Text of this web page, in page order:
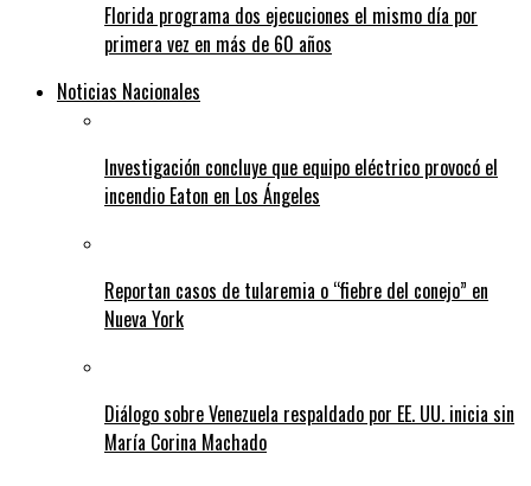
Florida programa dos ejecuciones el mismo día por
primera vez en más de 60 años
Noticias Nacionales
Investigación concluye que equipo eléctrico provocó el
incendio Eaton en Los Ángeles
Reportan casos de tularemia o “fiebre del conejo” en
Nueva York
Diálogo sobre Venezuela respaldado por EE. UU. inicia sin
María Corina Machado